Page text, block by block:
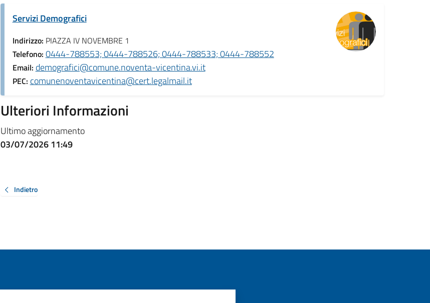
Servizi Demografici
Indirizzo: PIAZZA IV NOVEMBRE 1
Telefono: 0444-788553; 0444-788526; 0444-788533; 0444-788552
Email: demografici@comune.noventa-vicentina.vi.it
PEC: comunenoventavicentina@cert.legalmail.it
Ulteriori Informazioni
Ultimo aggiornamento
03/07/2026 11:49
Indietro